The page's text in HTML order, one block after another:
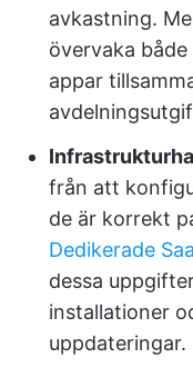
avkastning.
övervaka
appar
från att
de är korrekt
Dedikerade
dessa
installationer
uppdateringar.